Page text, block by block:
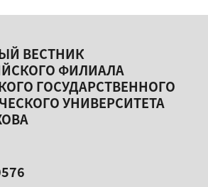
ВЕСТНИК
ФИЛИАЛА
ГОСУДАРСТВЕННОГО
УНИВЕРСИТЕТА